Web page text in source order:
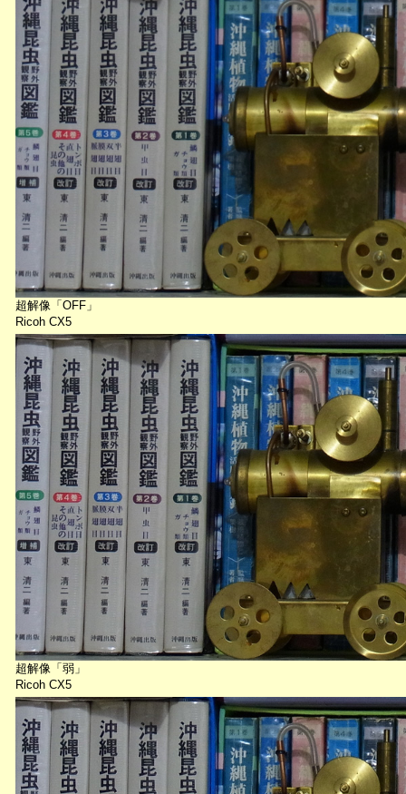
超解像「OFF」
Ricoh CX5
超解像「弱」
Ricoh CX5